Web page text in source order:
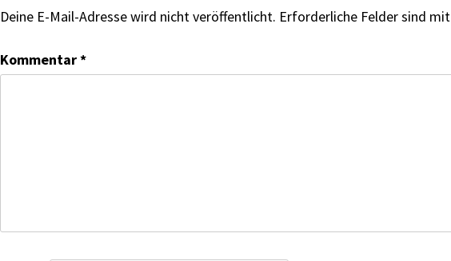
Deine E-Mail-Adresse wird nicht veröffentlicht. Erforderliche Felder sind mit
Kommentar*